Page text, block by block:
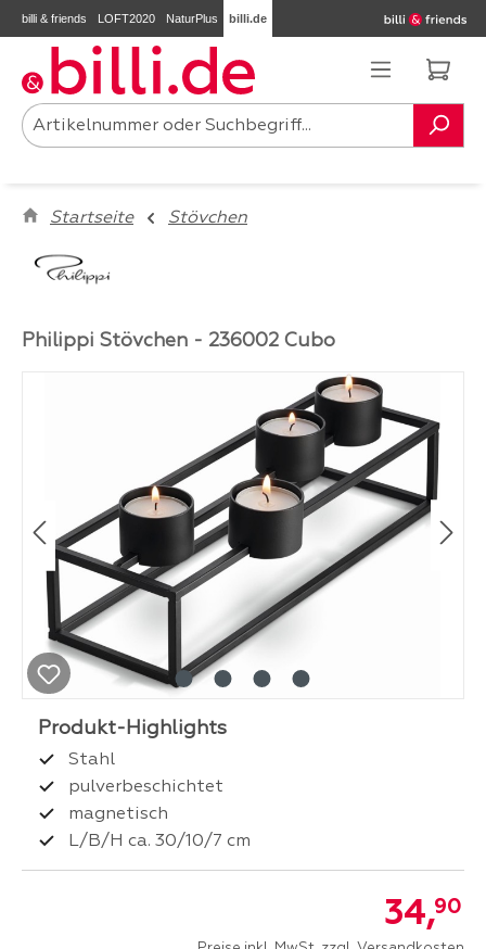
Zum Hauptinhalt springen
billi & friends LOFT2020 NaturPlus billi.de
Startseite Stövchen
Philippi Stövchen - 236002 Cubo
Stahl
pulverbeschichtet
magnetisch
L/B/H ca. 30/10/7 cm
34,90